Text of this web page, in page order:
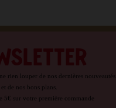
rien louper de nos dernières nouveautés
et de nos bons plans.
5€ sur votre première commande